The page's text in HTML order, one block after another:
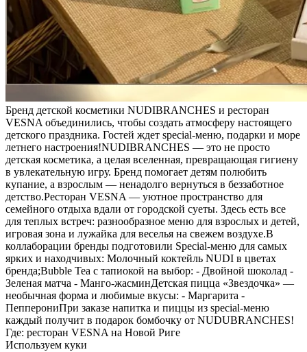
Бренд детской косметики NUDIBRANCHES и ресторан
VESNA объединились, чтобы создать атмосферу настоящего
детского праздника. Гостей ждет special-меню, подарки и море
летнего настроения!NUDIBRANCHES — это не просто
детская косметика, а целая вселенная, превращающая гигиену
в увлекательную игру. Бренд помогает детям полюбить
купание, а взрослым — ненадолго вернуться в беззаботное
детство.Ресторан VESNA — уютное пространство для
семейного отдыха вдали от городской суеты. Здесь есть все
для теплых встреч: разнообразное меню для взрослых и детей,
игровая зона и лужайка для веселья на свежем воздухе.В
коллаборации бренды подготовили Special-меню для самых
ярких и находчивых: Молочный коктейль NUDI в цветах
бренда;Bubble Tea с тапиокой на выбор: - Двойной шоколад -
Зеленая матча - Манго-жасминДетская пицца «Звездочка» —
необычная форма и любимые вкусы: - Маргарита -
ПепперониПри заказе напитка и пиццы из special-меню
каждый получит в подарок бомбочку от NUDUBRANCHES!
Где: ресторан VESNA на Новой Риге
Используем куки